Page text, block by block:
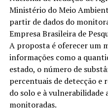
Ministério do Meio
partir de dados do
Empresa Brasileira de
A proposta é oferecer um
informações como a
estado, o número de
percentuais de detecção e
do solo e à vulnerabilidade
monitoradas.